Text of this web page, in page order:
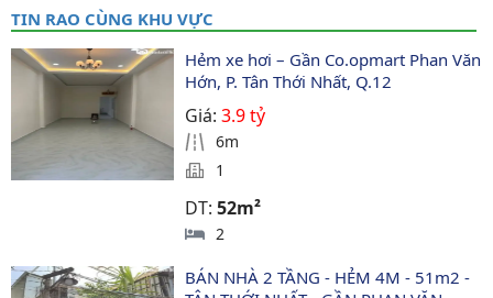
TIN RAO CÙNG KHU VỰC
Hẻm xe hơi – Gần Co.opmart Phan Văn
Hớn, P. Tân Thới Nhất, Q.12
Giá:3.9 tỷ
6m
1
DT:52m²
2
BÁN NHÀ 2 TẦNG - HẺM 4M - 51m2 -